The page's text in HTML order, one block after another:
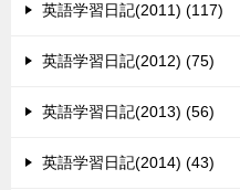
英語学習日記(2011) (117)
英語学習日記(2012) (75)
英語学習日記(2013) (56)
英語学習日記(2014) (43)